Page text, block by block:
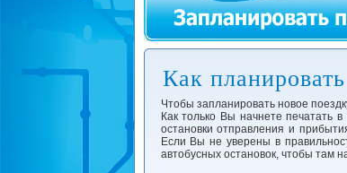
Как
Чтобы запланировать новое
Как только Вы начнете печатать
остановки отправления и
Если Вы не уверены в
автобусных остановок, чтобы там